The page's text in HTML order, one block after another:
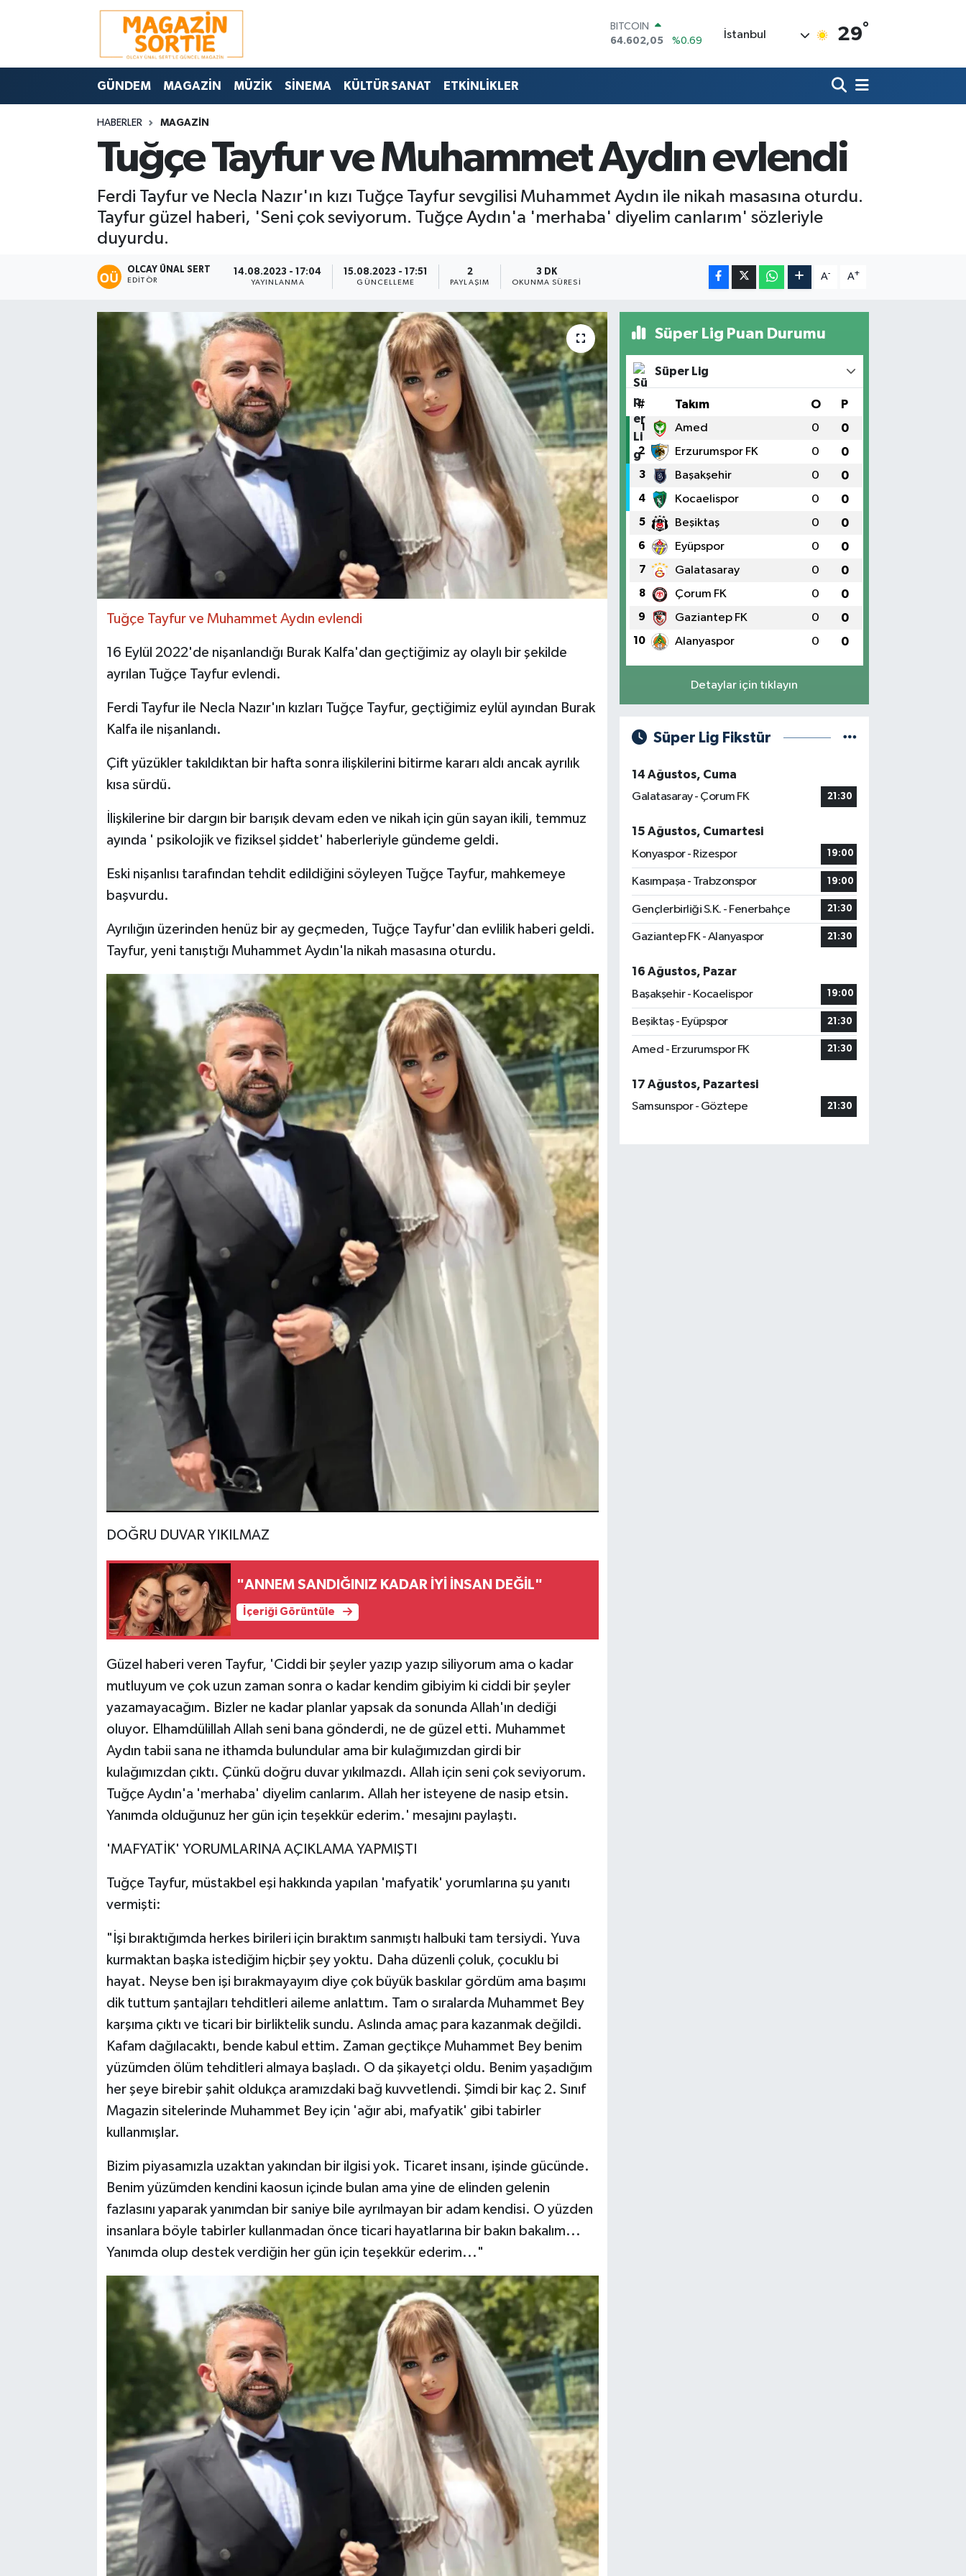
DOLAR
47,6006
%0.06
55,0250
%0.02
BİST100
13.768
%48
BITCOIN
İstanbul 29°
GÜNDEM MAGAZİN MÜZİK SİNEMA KÜLTÜR SANAT ETKİNLİKLER
HABERLER MAGAZİN
Tuğçe Tayfur ve Muhammet Aydın evlendi
Ferdi Tayfur ve Necla Nazır'ın kızı Tuğçe Tayfur sevgilisi Muhammet Aydın ile nikah masasına oturdu.
Tayfur güzel haberi, 'Seni çok seviyorum. Tuğçe Aydın'a 'merhaba' diyelim canlarım' sözleriyle
duyurdu.
OLCAY ÜNAL SERT
EDITÖR
14.08.2023 - 17:04
YAYINLANMA
15.08.2023 - 17:51
GÜNCELLEME
2
PAYLAŞIM
3 DK
OKUNMA SÜRESI
A- A+
Tuğçe Tayfur ve Muhammet Aydın evlendi
16 Eylül 2022'de nişanlandığı Burak Kalfa'dan geçtiğimiz ay olaylı bir şekilde
ayrılan Tuğçe Tayfur evlendi.
Ferdi Tayfur ile Necla Nazır'ın kızları Tuğçe Tayfur, geçtiğimiz eylül ayından Burak
Kalfa ile nişanlandı.
Çift yüzükler takıldıktan bir hafta sonra ilişkilerini bitirme kararı aldı ancak ayrılık
kısa sürdü.
İlişkilerine bir dargın bir barışık devam eden ve nikah için gün sayan ikili, temmuz
ayında ' psikolojik ve fiziksel şiddet' haberleriyle gündeme geldi.
Eski nişanlısı tarafından tehdit edildiğini söyleyen Tuğçe Tayfur, mahkemeye
başvurdu.
Ayrılığın üzerinden henüz bir ay geçmeden, Tuğçe Tayfur'dan evlilik haberi geldi.
Tayfur, yeni tanıştığı Muhammet Aydın'la nikah masasına oturdu.
DOĞRU DUVAR YIKILMAZ
"ANNEM SANDIĞINIZ KADAR İYİ İNSAN DEĞİL"
İçeriği Görüntüle
Güzel haberi veren Tayfur, 'Ciddi bir şeyler yazıp yazıp siliyorum ama o kadar
mutluyum ve çok uzun zaman sonra o kadar kendim gibiyim ki ciddi bir şeyler
yazamayacağım. Bizler ne kadar planlar yapsak da sonunda Allah'ın dediği
oluyor. Elhamdülillah Allah seni bana gönderdi, ne de güzel etti. Muhammet
Aydın tabii sana ne ithamda bulundular ama bir kulağımızdan girdi bir
kulağımızdan çıktı. Çünkü doğru duvar yıkılmazdı. Allah için seni çok seviyorum.
Tuğçe Aydın'a 'merhaba' diyelim canlarım. Allah her isteyene de nasip etsin.
Yanımda olduğunuz her gün için teşekkür ederim.' mesajını paylaştı.
'MAFYATİK' YORUMLARINA AÇIKLAMA YAPMIŞTI
Tuğçe Tayfur, müstakbel eşi hakkında yapılan 'mafyatik' yorumlarına şu yanıtı
vermişti:
"İşi bıraktığımda herkes birileri için bıraktım sanmıştı halbuki tam tersiydi. Yuva
kurmaktan başka istediğim hiçbir şey yoktu. Daha düzenli çoluk, çocuklu bi
hayat. Neyse ben işi bırakmayayım diye çok büyük baskılar gördüm ama başımı
dik tuttum şantajları tehditleri aileme anlattım. Tam o sıralarda Muhammet Bey
karşıma çıktı ve ticari bir birliktelik sundu. Aslında amaç para kazanmak değildi.
Kafam dağılacaktı, bende kabul ettim. Zaman geçtikçe Muhammet Bey benim
yüzümden ölüm tehditleri almaya başladı. O da şikayetçi oldu. Benim yaşadığım
her şeye birebir şahit oldukça aramızdaki bağ kuvvetlendi. Şimdi bir kaç 2. Sınıf
Magazin sitelerinde Muhammet Bey için 'ağır abi, mafyatik' gibi tabirler
kullanmışlar.
Bizim piyasamızla uzaktan yakından bir ilgisi yok. Ticaret insanı, işinde gücünde.
Benim yüzümden kendini kaosun içinde bulan ama yine de elinden gelenin
fazlasını yaparak yanımdan bir saniye bile ayrılmayan bir adam kendisi. O yüzden
insanlara böyle tabirler kullanmadan önce ticari hayatlarına bir bakın bakalım...
Yanımda olup destek verdiğin her gün için teşekkür ederim..."
Süper Lig Puan Durumu
Süper Lig
# Takım O P
1 Amed 0 0
2 Erzurumspor FK 0 0
3 Başakşehir 0 0
4 Kocaelispor 0 0
5 Beşiktaş 0 0
6 Eyüpspor 0 0
7 Galatasaray 0 0
8 Çorum FK 0 0
9 Gaziantep FK 0 0
10 Alanyaspor 0 0
Detaylar için tıklayın
Süper Lig Fikstür
14 Ağustos, Cuma
Galatasaray - Çorum FK
21:30
15 Ağustos, Cumartesi
Konyaspor - Rizespor
19:00
Kasımpaşa - Trabzonspor 19:00
Gençlerbirliği S.K. - Fenerbahçe 21:30
Gaziantep FK - Alanyaspor 21:30
16 Ağustos, Pazar
Başakşehir - Kocaelispor
19:00
Beşiktaş - Eyüpspor 21:30
Amed - Erzurumspor FK 21:30
17 Ağustos, Pazartesi
Samsunspor - Göztepe
21:30
Nöbetçi Eczaneler
Hava Durumu
Trafik Durumu
Süper Lig Puan Durumu ve Fikstür
Tüm Manşetler
Son Dakika Haberleri
Haber Arşivi